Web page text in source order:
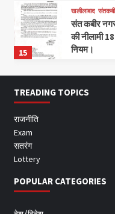
15
खलीलाबाद
संत कबीर
की नीलामी
नियम।
TREADING TOPICS
राजनीति
Exam
सतरंग
Lottery
POPULAR CATEGORIES